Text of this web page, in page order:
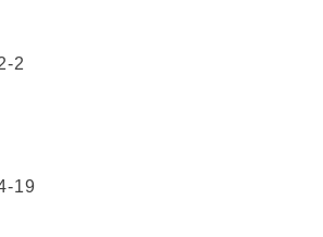
2
19